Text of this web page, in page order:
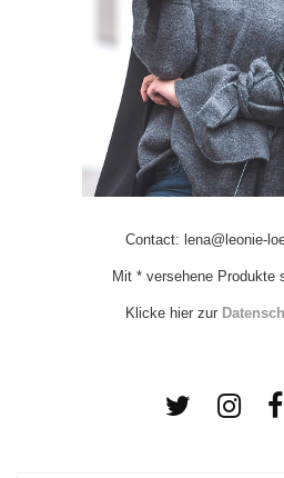
Contact: lena@leonie-
Mit * versehene Produkte
Klicke hier zur